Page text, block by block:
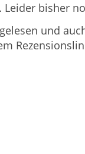
Leider bisher
und